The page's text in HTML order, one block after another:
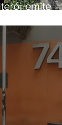
emite